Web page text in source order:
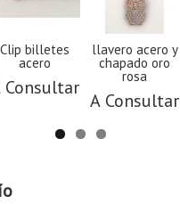
Clip billetes
acero
Consultar
llavero acero y
chapado oro
rosa
A Consultar